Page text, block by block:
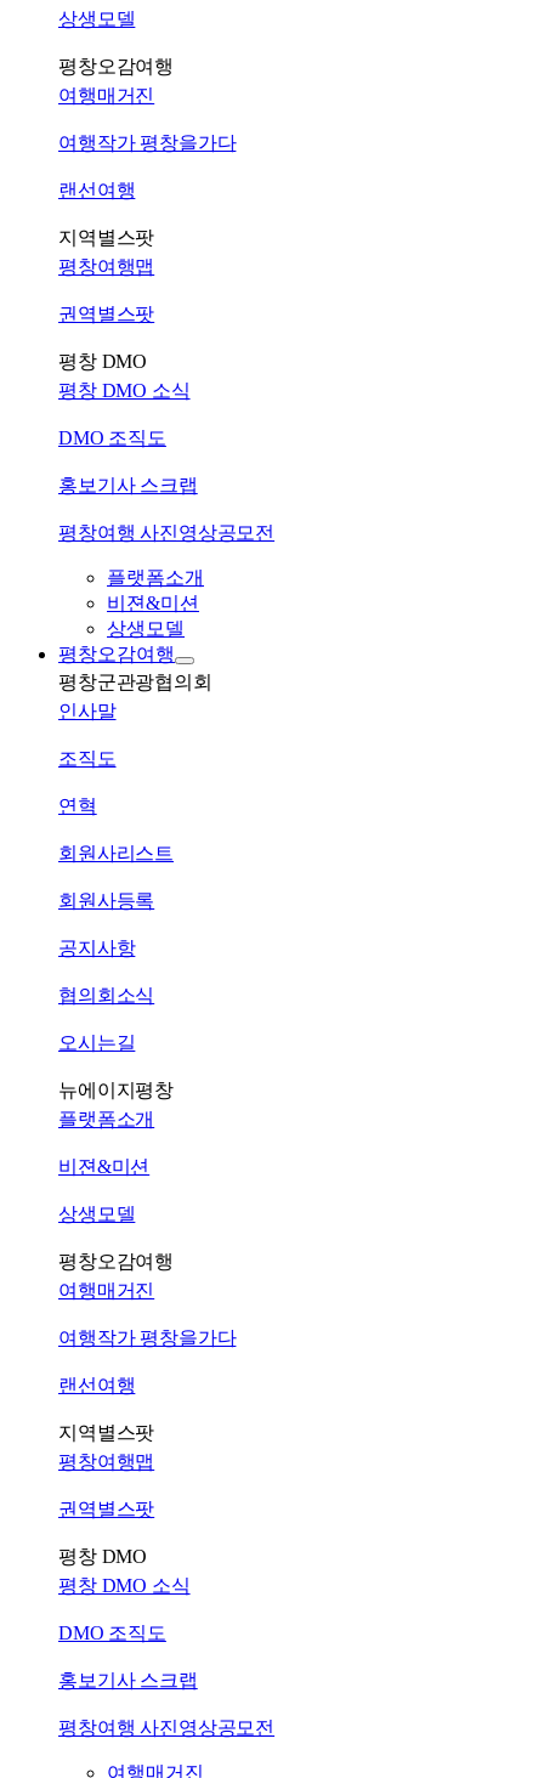
상생모델
평창오감여행
여행매거진
여행작가 평창을가다
랜선여행
지역별스팟
평창여행맵
권역별스팟
평창 DMO
평창 DMO 소식
DMO 조직도
홍보기사 스크랩
평창여행 사진영상공모전
플랫폼소개
비젼&미션
상생모델
평창오감여행
평창군관광협의회
인사말
조직도
연혁
회원사리스트
회원사등록
공지사항
협의회소식
오시는길
뉴에이지평창
플랫폼소개
비젼&미션
상생모델
평창오감여행
여행매거진
여행작가 평창을가다
랜선여행
지역별스팟
평창여행맵
권역별스팟
평창 DMO
평창 DMO 소식
DMO 조직도
홍보기사 스크랩
평창여행 사진영상공모전
여행매거진